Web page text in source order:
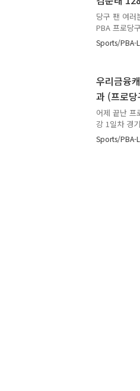
나타내지 못
LPBA에 데
로 세계 3쿠
당구 팬 여러
PBA 프로당
김준태 선수
피탈 PBA
많았기 때문
PBA 프로당
선수의 128
Sports/PBA-
우리금융
과 (프로
어제 끝난 프
강 1일차 경
진표 1차 버
경기 결과오
눈에 띄는
1위를 찍고
Sports/PBA-